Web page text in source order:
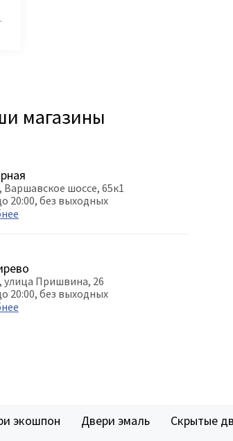
магазины
Варшавское шоссе, 65к1
20:00, без выходных
улица Пришвина, 26
20:00, без выходных
экошпон Двери эмаль Скрытые